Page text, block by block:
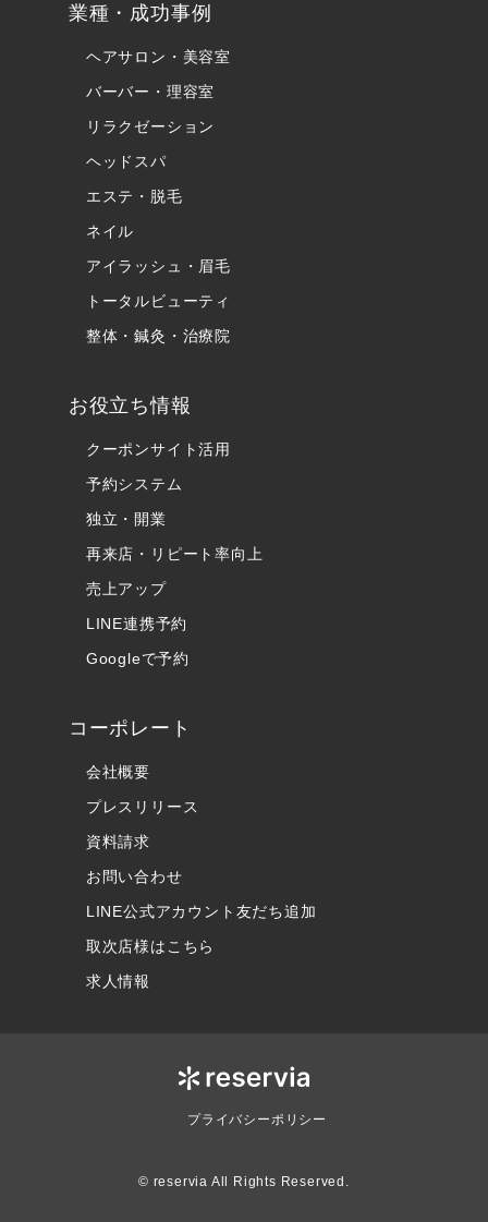
業種・成功事例
ヘアサロン・美容室
バーバー・理容室
リラクゼーション
ヘッドスパ
エステ・脱毛
ネイル
アイラッシュ・眉毛
トータルビューティ
整体・鍼灸・治療院
お役立ち情報
クーポンサイト活用
予約システム
独立・開業
再来店・リピート率向上
売上アップ
LINE連携予約
Googleで予約
コーポレート
会社概要
プレスリリース
資料請求
お問い合わせ
LINE公式アカウント友だち追加
取次店様はこちら
求人情報
プライバシーポリシー
© reservia All Rights Reserved.